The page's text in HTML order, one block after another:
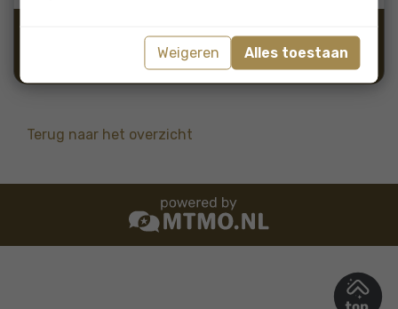
"Ja, ik beveel dit bedrijf
Bron:
Terug naar het overzicht
Weigeren Alles toestaan